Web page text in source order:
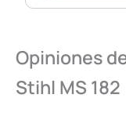
Opiniones
Stihl MS 182